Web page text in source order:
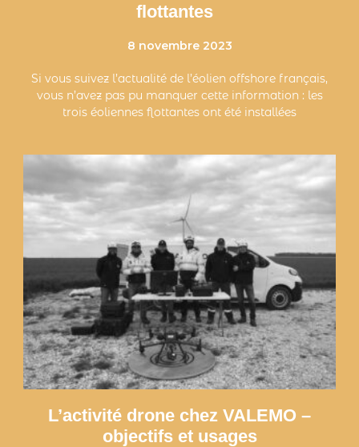
flottantes
8 novembre 2023
Si vous suivez l’actualité de l’éolien offshore français,
vous n’avez pas pu manquer cette information : les
trois éoliennes flottantes ont été installées
L’activité drone chez VALEMO –
objectifs et usages